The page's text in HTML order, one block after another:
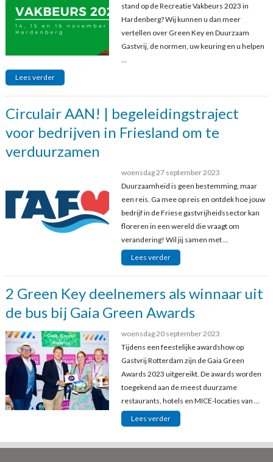
stand op de Recreatie Vakbeurs 2023 in
Hardenberg? Wij kunnen u dan meer
vertellen over Green Key en Duurzaam
Gastvrij, de normen, uw keuring en u helpen
Lees verder
Circulair AAN! | begeleidingstraject
voor bedrijven in Friesland om te
verduurzamen
woensdag 27 september 2023
Duurzaamheid is geen bestemming, maar
een reis. Ga mee op reis en ontdek hoe jouw
bedrijf in de Friese gastvrijheidssector kan
floreren in een wereld die vraagt om
verandering! Wil jij samen met ...
Lees verder
2 Green Key deelnemers als winnaar uit
de bus bij Gaia Green Awards
woensdag 20 september 2023
Tijdens een feestelijke awardshow op
Gastvrij Rotterdam zijn de Gaia Green
Awards 2023 uitgereikt. De awards worden
toegekend aan de meest duurzame
restaurants, hotels en MICE-locaties van ...
Lees verder